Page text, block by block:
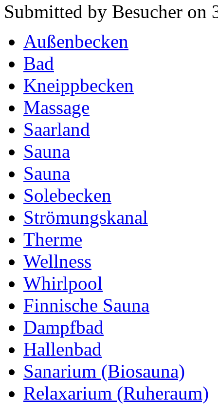
Submitted by Besucher on
Außenbecken
Bad
Kneippbecken
Massage
Saarland
Sauna
Sauna
Solebecken
Strömungskanal
Therme
Wellness
Whirlpool
Finnische Sauna
Dampfbad
Hallenbad
Sanarium (Biosauna)
Relaxarium (Ruheraum)